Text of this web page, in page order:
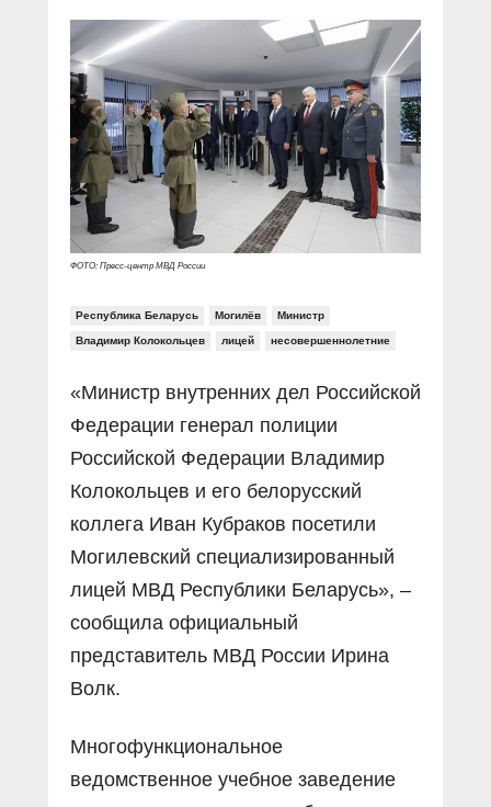
Документальные фильмы
В знании сила
Специальный репортаж
КиберПОСТОВОЙ
Газета «Щит и меч»
Журнал «Полиция России»
О ПОРТАЛЕ
Контакты
Вакансии
ФОТО: Пресс-центр МВД России
Республика Беларусь Могилёв Министр
Владимир Колокольцев лицей несовершеннолетние
«Министр внутренних дел Российской
Федерации генерал полиции
Российской Федерации Владимир
Колокольцев и его белорусский
коллега Иван Кубраков посетили
Могилевский специализированный
лицей МВД Республики Беларусь», –
сообщила официальный
представитель МВД России Ирина
Волк.
Многофункциональное
ведомственное учебное заведение